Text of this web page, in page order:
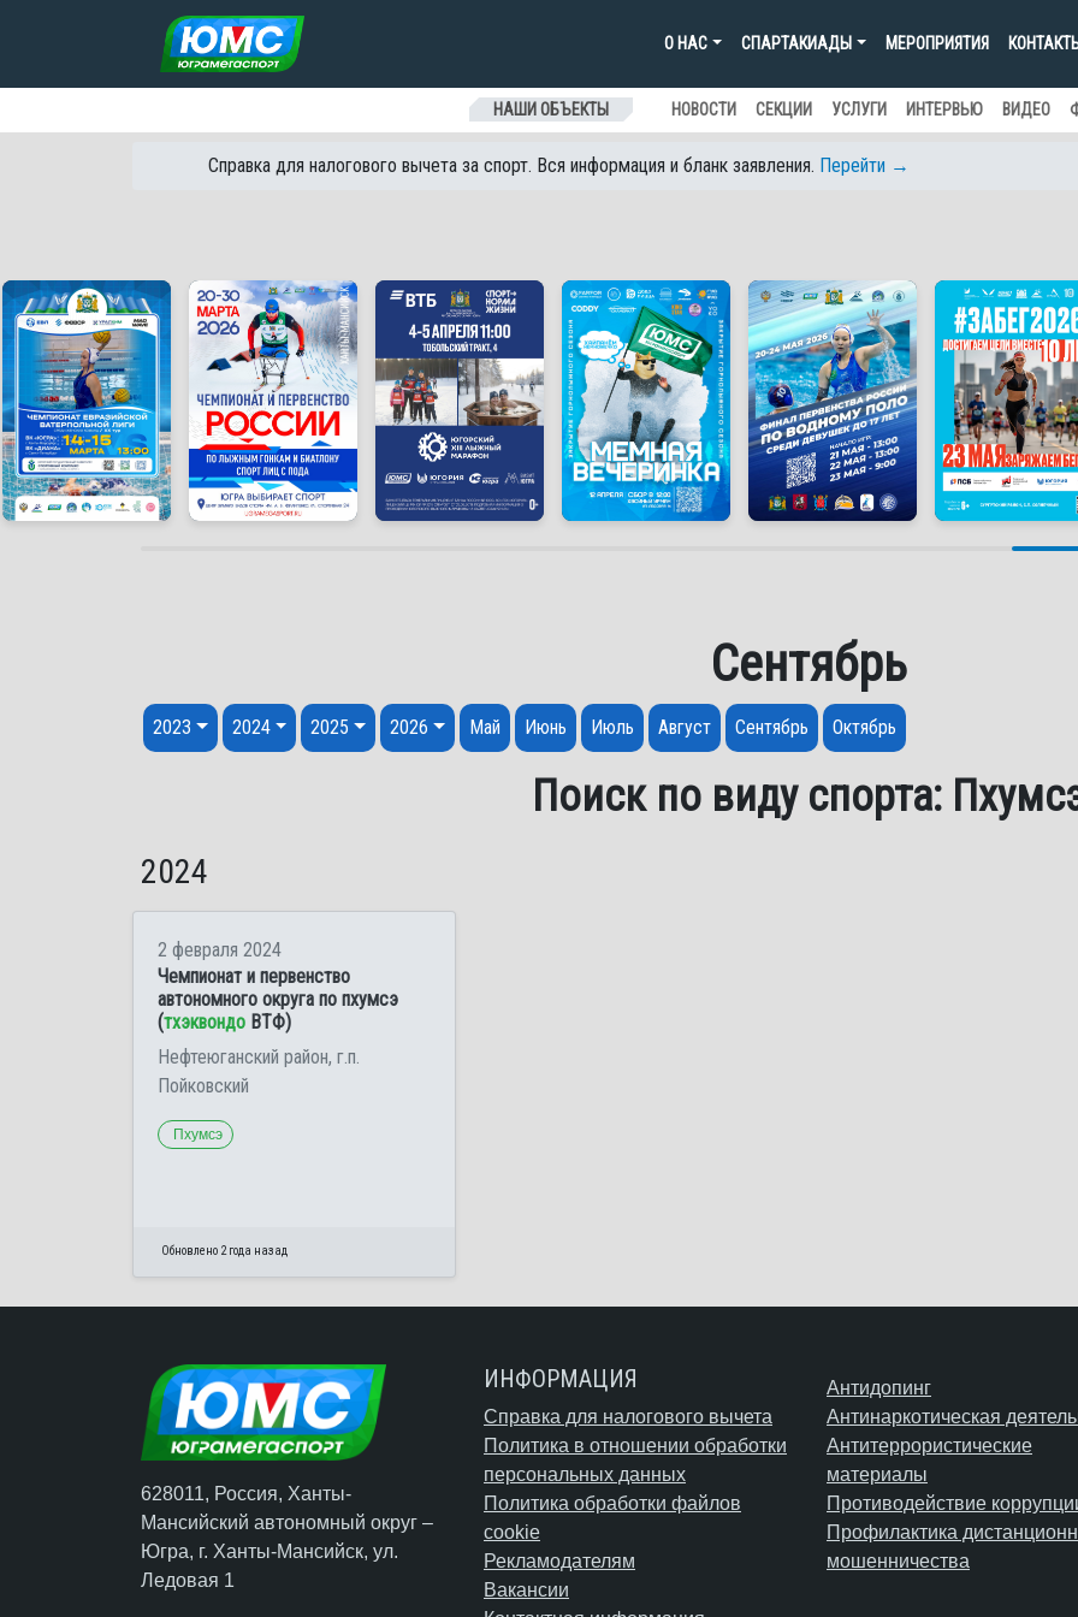
Перейти к содержанию
О НАС СПАРТАКИАДЫ МЕРОПРИЯТИЯ
НАШИ ОБЪЕКТЫ НОВОСТИ СЕКЦИИ УСЛУГИ ИНТЕРВЬЮ ВИДЕО
Справка для налогового вычета за спорт. Вся информация и бланк заявления. Перейти →
Сентябрь
Перейти к содержанию
2023 2024 2025 2026 Май Июнь Июль Август Сентябрь Октябрь
Поиск по виду спорта:
2024
2 февраля 2024
Чемпионат и первенство
автономного округа по пхумсэ
(тхэквондо ВТФ)
Нефтеюганский район, г.п.
Пойковский
Пхумсэ
Обновлено 2 года назад
628011, Россия, Ханты-
Мансийский автономный округ –
Югра, г. Ханты-Мансийск, ул.
Ледовая 1
ИНФОРМАЦИЯ
Справка для налогового вычета
Политика в отношении обработки
персональных данных
Политика обработки файлов
cookie
Рекламодателям
Вакансии
Антидопинг
Антинаркотическая
Антитеррористические
материалы
Противодействие
Профилактика
мошенничества